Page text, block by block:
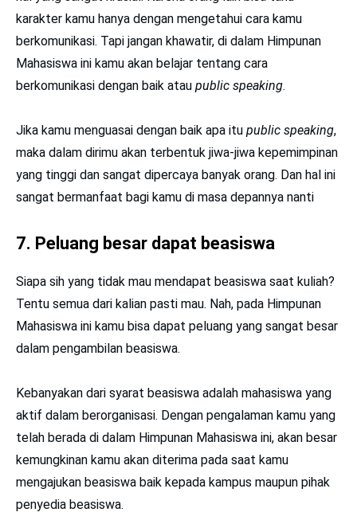
karakter kamu hanya dengan mengetahui cara kamu
berkomunikasi. Tapi jangan khawatir, di dalam Himpunan
Mahasiswa ini kamu akan belajar tentang cara
berkomunikasi dengan baik atau public speaking.
Jika kamu menguasai dengan baik apa itu public speaking,
maka dalam dirimu akan terbentuk jiwa-jiwa kepemimpinan
yang tinggi dan sangat dipercaya banyak orang. Dan hal ini
sangat bermanfaat bagi kamu di masa depannya nanti
7. Peluang besar dapat beasiswa
Siapa sih yang tidak mau mendapat beasiswa saat kuliah?
Tentu semua dari kalian pasti mau. Nah, pada Himpunan
Mahasiswa ini kamu bisa dapat peluang yang sangat besar
dalam pengambilan beasiswa.
Kebanyakan dari syarat beasiswa adalah mahasiswa yang
aktif dalam berorganisasi. Dengan pengalaman kamu yang
telah berada di dalam Himpunan Mahasiswa ini, akan besar
kemungkinan kamu akan diterima pada saat kamu
mengajukan beasiswa baik kepada kampus maupun pihak
penyedia beasiswa.